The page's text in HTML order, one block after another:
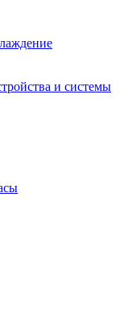
и системы